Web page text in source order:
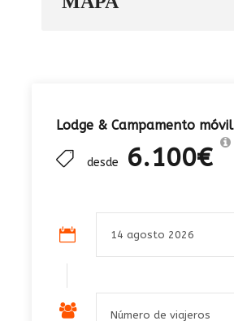
Lodge & Campamento móvil
desde 6.100€